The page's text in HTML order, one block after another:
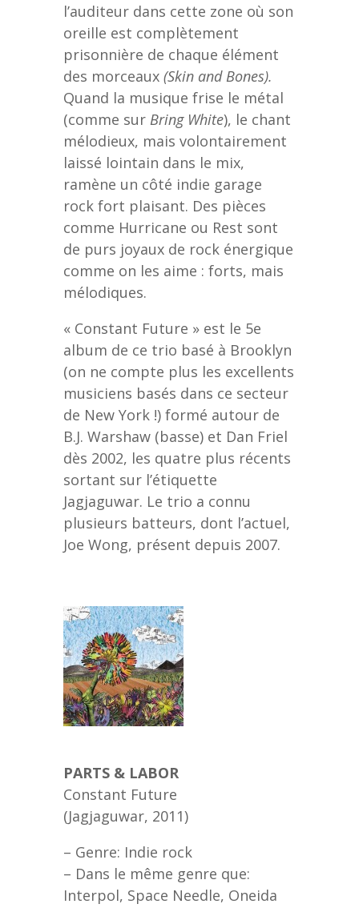
l’auditeur dans cette zone où son
oreille est complètement
prisonnière de chaque élément
des morceaux (Skin and Bones).
Quand la musique frise le métal
(comme sur Bring White), le chant
mélodieux, mais volontairement
laissé lointain dans le mix,
ramène un côté indie garage
rock fort plaisant. Des pièces
comme Hurricane ou Rest sont
de purs joyaux de rock énergique
comme on les aime : forts, mais
mélodiques.
« Constant Future » est le 5e
album de ce trio basé à Brooklyn
(on ne compte plus les excellents
musiciens basés dans ce secteur
de New York !) formé autour de
B.J. Warshaw (basse) et Dan Friel
dès 2002, les quatre plus récents
sortant sur l’étiquette
Jagjaguwar. Le trio a connu
plusieurs batteurs, dont l’actuel,
Joe Wong, présent depuis 2007.
PARTS & LABOR
Constant Future
(Jagjaguwar, 2011)
– Genre: Indie rock
– Dans le même genre que:
Interpol, Space Needle, Oneida